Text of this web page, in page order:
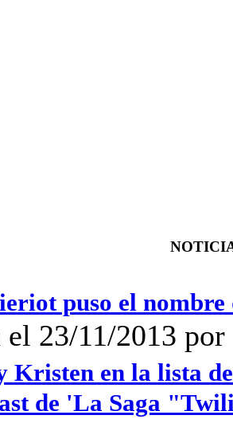
puso el
el 23/11/2013
Kristen en la lista
de 'La Saga